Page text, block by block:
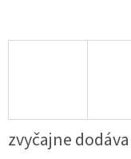
zvyčajne